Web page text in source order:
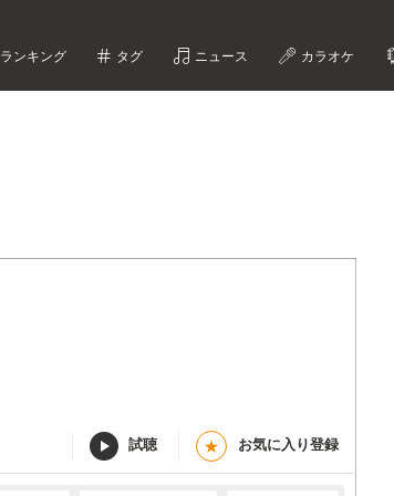
ランキング タグ ニュース カラオケ
試聴 ★ お気に入り登録